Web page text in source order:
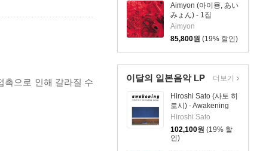
Aimyon (아이묭, あい
みょん) - 1집
Excitement of Youth
[레드 컬러 2LP]
Aimyon
85,800원 (19% 할인)
이달의 일본음악 LP
Hiroshi Sato (사토 히
로시) - Awakening
special edition [클리
어 블루 & 라이트 블
루 컬러 2LP]
Hiroshi Sato
102,100원 (19% 할
인)
더보기
촉으로 인해 갈라질 수